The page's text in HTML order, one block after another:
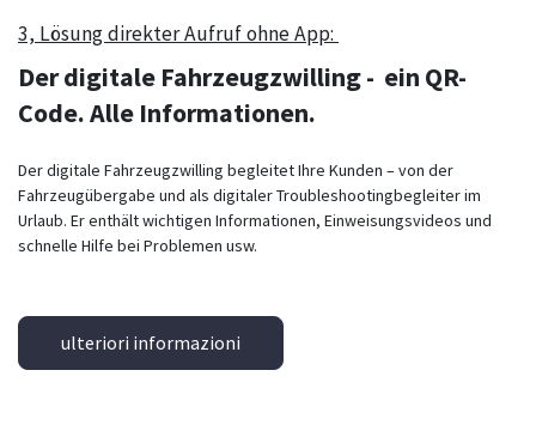
3, Lösung direkter Aufruf ohne App:
Der digitale Fahrzeugzwilling - ein QR-
Code. Alle Informationen.
Der digitale Fahrzeugzwilling begleitet Ihre Kunden – von der
Fahrzeugübergabe und als digitaler Troubleshootingbegleiter im
Urlaub. Er enthält wichtigen Informationen, Einweisungsvideos und
schnelle Hilfe bei Problemen usw.
ulteriori informazioni